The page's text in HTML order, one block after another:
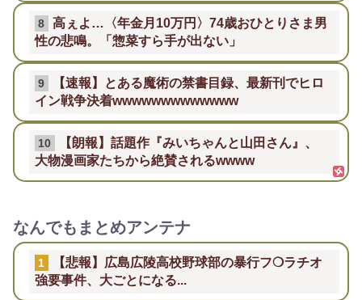
8
高ぇよ…〈年金月10万円〉74歳おひとりさま男
性の悲鳴。「惣菜すら手が出ない」
9
【速報】とある魔術の禁書目録、最新刊でヒロ
イン戦争決着wwwwwwwwwwwww
10
【朗報】話題作『みいちゃんと山田さん』、
大物漫画家たちから絶賛されるwwww
なんでもまとめアンテナ
1
【悲報】広島広陵高校野球部の暴行フ❍ラチオ
強要事件、大ごとになる...